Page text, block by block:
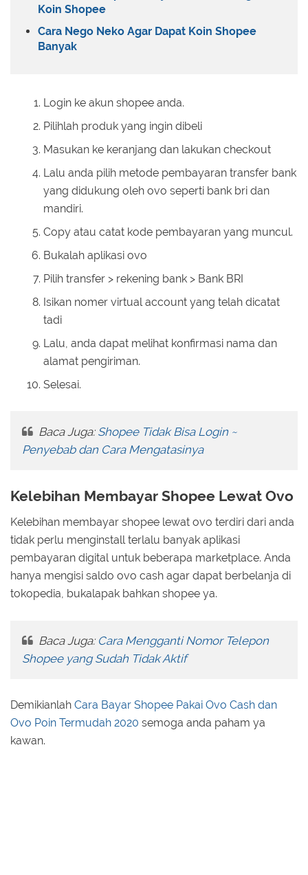
Koin Shopee
Cara Nego Neko Agar Dapat Koin Shopee
Banyak
Login ke akun shopee anda.
Pilihlah produk yang ingin dibeli
Masukan ke keranjang dan lakukan checkout
Lalu anda pilih metode pembayaran transfer bank
yang didukung oleh ovo seperti bank bri dan
mandiri.
Copy atau catat kode pembayaran yang muncul.
Bukalah aplikasi ovo
Pilih transfer > rekening bank > Bank BRI
Isikan nomer virtual account yang telah dicatat
tadi
Lalu, anda dapat melihat konfirmasi nama dan
alamat pengiriman.
Selesai.
Baca Juga: Shopee Tidak Bisa Login ~
Penyebab dan Cara Mengatasinya
Kelebihan Membayar Shopee Lewat Ovo
Kelebihan membayar shopee lewat ovo terdiri dari anda
tidak perlu menginstall terlalu banyak aplikasi
pembayaran digital untuk beberapa marketplace. Anda
hanya mengisi saldo ovo cash agar dapat berbelanja di
tokopedia, bukalapak bahkan shopee ya.
Baca Juga: Cara Mengganti Nomor Telepon
Shopee yang Sudah Tidak Aktif
Demikianlah Cara Bayar Shopee Pakai Ovo Cash dan
Ovo Poin Termudah 2020 semoga anda paham ya
kawan.